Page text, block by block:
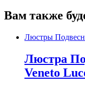
Вам также
Люстры
Люстра
Veneto